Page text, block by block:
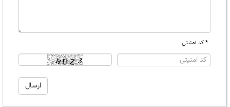
* کد امنیتی